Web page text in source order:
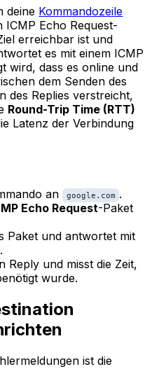
deine Kommandozeile
ICMP Echo Request-
erreichbar ist und
es mit einem ICMP
wird, dass es online und
dem Senden des
des Replies verstreicht,
Round-Trip Time (RTT)
Latenz der Verbindung
an google.com .
Echo Request-Paket
Paket und antwortet mit
.
Reply und misst die Zeit,
wurde.
ist die